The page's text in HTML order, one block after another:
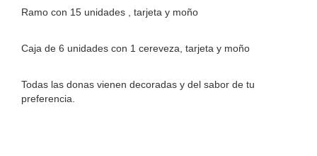
Ramo con 15 unidades , tarjeta y moño
Caja de 6 unidades con 1 cereveza, tarjeta y moño
Todas las donas vienen decoradas y del sabor de tu
preferencia.